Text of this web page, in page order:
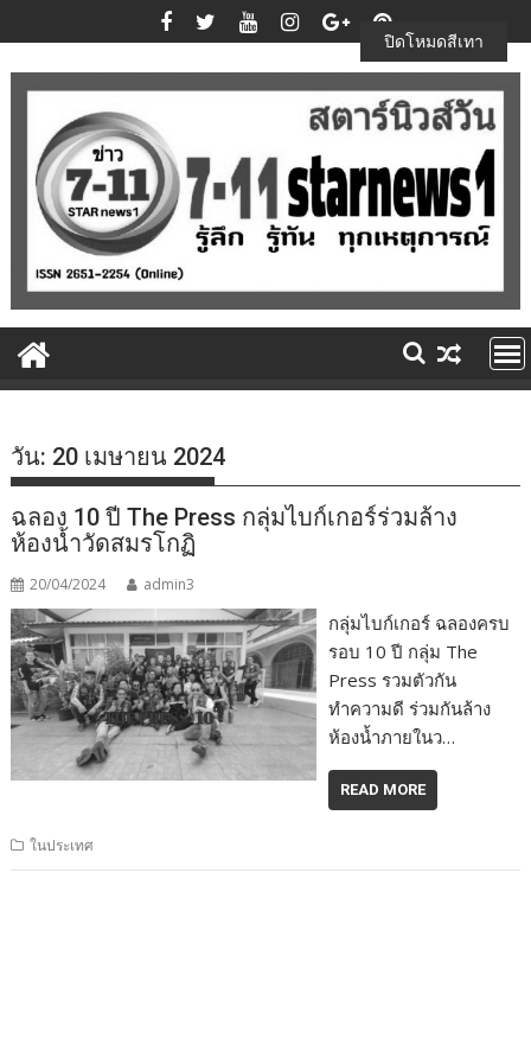
to
content
วัน: 20 เมษายน 2024
ฉลอง 10 ปี The Press กลุ่มไบก์เกอร์ร่วมล้าง
ห้องน้ำวัดสมรโกฏิ
20/04/2024 admin3
กลุ่มไบก์เกอร์ ฉลองครบ
รอบ 10 ปี กลุ่ม The
Press รวมตัวกัน
ทำความดี ร่วมกันล้าง
ห้องน้ำภายในว…
READ MORE
ในประเทศ
ปิดโหมดสีเทา